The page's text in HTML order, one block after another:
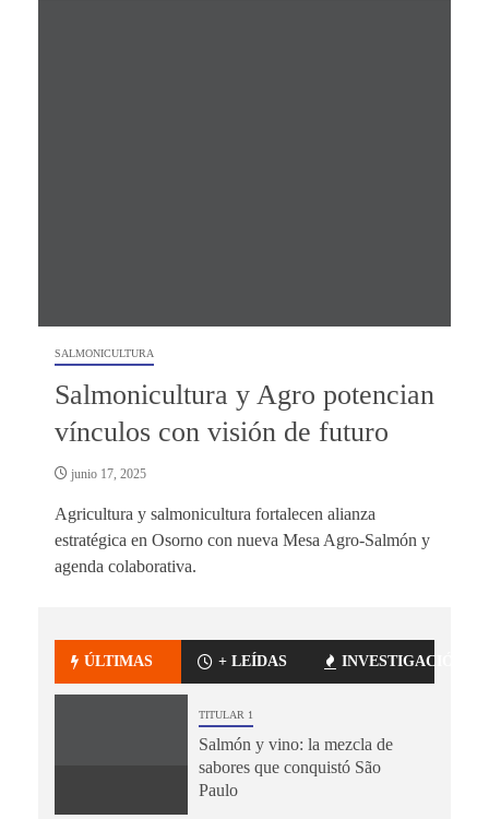
SALMONICULTURA
Salmonicultura y Agro potencian
vínculos con visión de futuro
junio 17, 2025
Agricultura y salmonicultura fortalecen alianza
estratégica en Osorno con nueva Mesa Agro-Salmón y
agenda colaborativa.
ÚLTIMAS + LEÍDAS INVESTIGACIÓN
TITULAR 1
Salmón y vino: la mezcla de
sabores que conquistó São
Paulo